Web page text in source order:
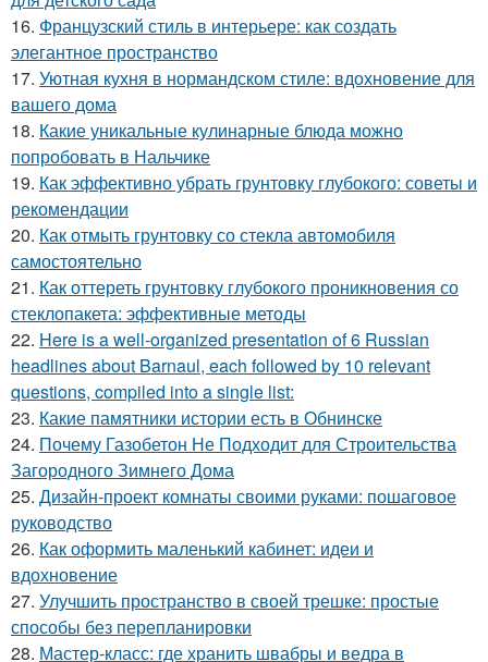
16. Французский стиль в интерьере: как создать
элегантное пространство
17. Уютная кухня в нормандском стиле: вдохновение для
вашего дома
18. Какие уникальные кулинарные блюда можно
попробовать в Нальчике
19. Как эффективно убрать грунтовку глубокого: советы и
рекомендации
20. Как отмыть грунтовку со стекла автомобиля
самостоятельно
21. Как оттереть грунтовку глубокого проникновения со
стеклопакета: эффективные методы
22. Here is a well-organized presentation of 6 Russian
headlines about Barnaul, each followed by 10 relevant
questions, compiled into a single list:
23. Какие памятники истории есть в Обнинске
24. Почему Газобетон Не Подходит для Строительства
Загородного Зимнего Дома
25. Дизайн-проект комнаты своими руками: пошаговое
руководство
26. Как оформить маленький кабинет: идеи и
вдохновение
27. Улучшить пространство в своей трешке: простые
способы без перепланировки
28. Мастер-класс: где хранить швабры и ведра в